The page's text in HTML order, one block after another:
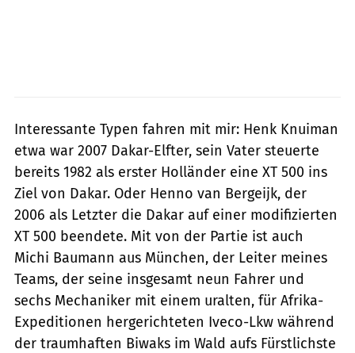
Interessante Typen fahren mit mir: Henk Knuiman
etwa war 2007 Dakar-Elfter, sein Vater steuerte
bereits 1982 als erster Holländer eine XT 500 ins
Ziel von Dakar. Oder Henno van Bergeijk, der
2006 als Letzter die Dakar auf einer modifizierten
XT 500 beendete. Mit von der Partie ist auch
Michi Baumann aus München, der Leiter meines
Teams, der seine insgesamt neun Fahrer und
sechs Mechaniker mit einem uralten, für Afrika-
Expeditionen hergerichteten Iveco-Lkw während
der traumhaften Biwaks im Wald aufs Fürstlichste